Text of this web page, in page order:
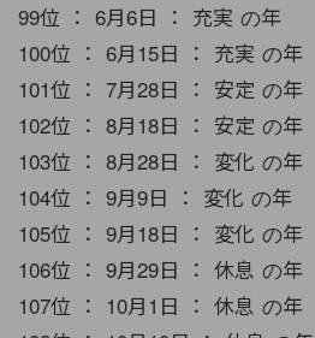
99位 ： 6月6日 ： 充実 の年
100位 ： 6月15日 ： 充実 の年
101位 ： 7月28日 ： 安定 の年
102位 ： 8月18日 ： 安定 の年
103位 ： 8月28日 ： 変化 の年
104位 ： 9月9日 ： 変化 の年
105位 ： 9月18日 ： 変化 の年
106位 ： 9月29日 ： 休息 の年
107位 ： 10月1日 ： 休息 の年